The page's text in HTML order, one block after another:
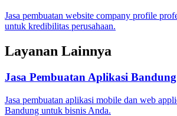
Jasa pembuatan website company profile
untuk kredibilitas perusahaan.
Layanan Lainnya
Jasa Pembuatan Aplikasi Bandung
Jasa pembuatan aplikasi mobile dan web
Bandung untuk bisnis Anda.